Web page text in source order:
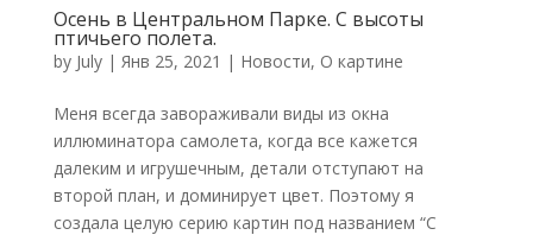
Осень в Центральном Парке. С высоты
птичьего полета.
by July| Янв 25, 2021 | Новости, О картине
Меня всегда завораживали виды из окна
иллюминатора самолета, когда все кажется
далеким и игрушечным, детали отступают на
второй план, и доминирует цвет. Поэтому я
создала целую серию картин под названием “С